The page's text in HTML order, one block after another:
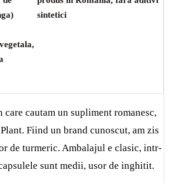
sintetici
cautam un supliment romanesc,
Fiind un brand cunoscut, am zis
de turmeric. Ambalajul e clasic, intr-
sunt medii, usor de inghitit.